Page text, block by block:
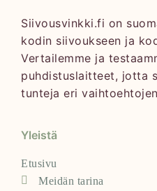
Siivousvinkki.fi on
kodin siivoukseen ja
Vertailemme ja
puhdistuslaitteet, jotta
tunteja eri
Yleistä
Etusivu
Meidän tarina